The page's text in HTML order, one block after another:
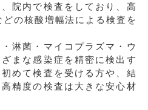
院内で検査をしており、高
の核酸増幅法による検査を
淋菌・マイコプラズマ・ウ
まな感染症を精密に検出す
めて検査を受ける方や、結
精度の検査は大きな安心材